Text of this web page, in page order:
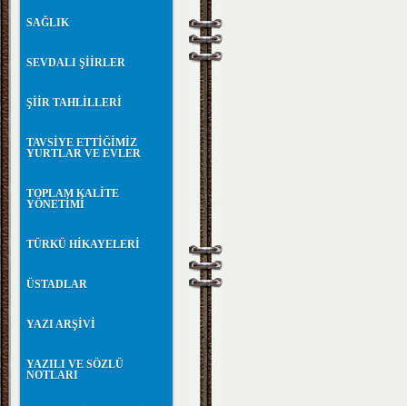
SAĞLIK
SEVDALI ŞİİRLER
ŞİİR TAHLİLLERİ
TAVSİYE ETTİĞİMİZ
YURTLAR VE EVLER
TOPLAM KALİTE
YÖNETİMİ
TÜRKÜ HİKAYELERİ
ÜSTADLAR
YAZI ARŞİVİ
YAZILI VE SÖZLÜ
NOTLARI